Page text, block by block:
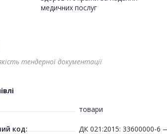
медичних послуг
тендерної документації
товари
код: ДК 021:2015: 33600000-6